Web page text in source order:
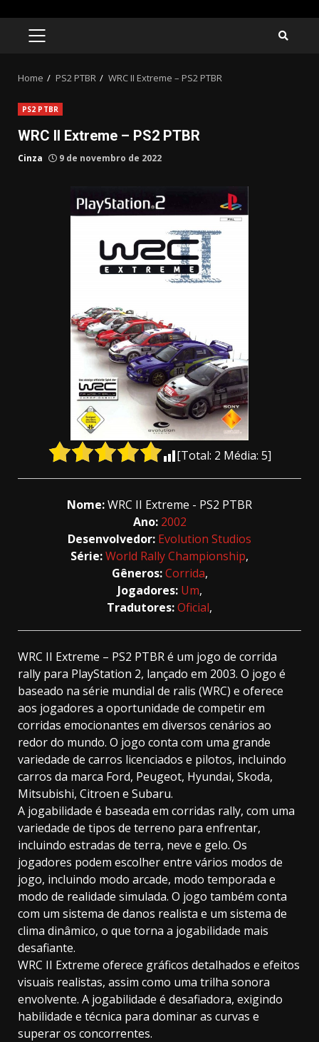
PRIMARY
Home PS2 PTBR WRC II Extreme – PS2 PTBR
PS2 PTBR
WRC II Extreme – PS2 PTBR
Cinza 9 de novembro de 2022
[Total: 2 Média: 5]
Nome:WRC II Extreme - PS2 PTBR
Ano: 2002
Desenvolvedor: Evolution Studios
Série:World Rally Championship,
Gêneros:Corrida,
Jogadores: Um,
Tradutores:Oficial,
WRC II Extreme – PS2 PTBR é um jogo de corrida
rally para PlayStation 2, lançado em 2003. O jogo é
baseado na série mundial de ralis (WRC) e oferece
aos jogadores a oportunidade de competir em
corridas emocionantes em diversos cenários ao
redor do mundo. O jogo conta com uma grande
variedade de carros licenciados e pilotos, incluindo
carros da marca Ford, Peugeot, Hyundai, Skoda,
Mitsubishi, Citroen e Subaru.
A jogabilidade é baseada em corridas rally, com uma
variedade de tipos de terreno para enfrentar,
incluindo estradas de terra, neve e gelo. Os
jogadores podem escolher entre vários modos de
jogo, incluindo modo arcade, modo temporada e
modo de realidade simulada. O jogo também conta
com um sistema de danos realista e um sistema de
clima dinâmico, o que torna a jogabilidade mais
desafiante.
WRC II Extreme oferece gráficos detalhados e efeitos
visuais realistas, assim como uma trilha sonora
envolvente. A jogabilidade é desafiadora, exigindo
habilidade e técnica para dominar as curvas e
superar os concorrentes.